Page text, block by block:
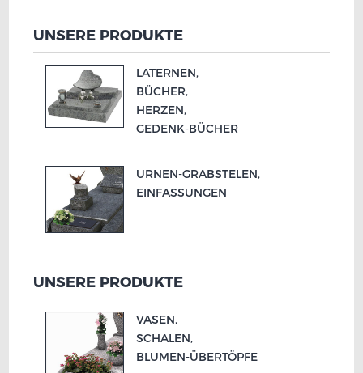
UNSERE PRODUKTE
LATERNEN,
BÜCHER,
HERZEN,
GEDENK-BÜCHER
URNEN-GRABSTELEN,
EINFASSUNGEN
UNSERE PRODUKTE
VASEN,
SCHALEN,
BLUMEN-ÜBERTÖPFE